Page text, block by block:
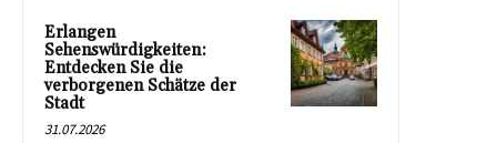
Erlangen
Sehenswürdigkeiten:
Entdecken Sie die
verborgenen Schätze der
Stadt
31.07.2026